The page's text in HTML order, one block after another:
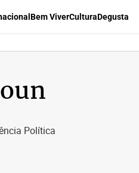
Bem ViverCulturaDegusta
Política